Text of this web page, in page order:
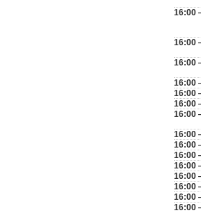
16:00
16:00
16:00
16:00
16:00
16:00
16:00
16:00
16:00
16:00
16:00
16:00
16:00
16:00
16:00